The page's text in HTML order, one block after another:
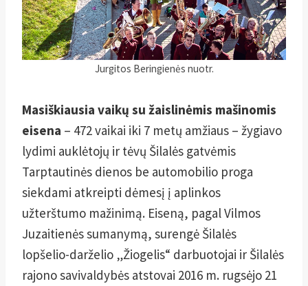
Jurgitos Beringienės nuotr.
Masiškiausia vaikų su žaislinėmis mašinomis
eisena – 472 vaikai iki 7 metų amžiaus – žygiavo
lydimi auklėtojų ir tėvų Šilalės gatvėmis
Tarptautinės dienos be automobilio proga
siekdami atkreipti dėmesį į aplinkos
užterštumo mažinimą. Eiseną, pagal Vilmos
Juzaitienės sumanymą, surengė Šilalės
lopšelio-darželio „Žiogelis“ darbuotojai ir Šilalės
rajono savivaldybės atstovai 2016 m. rugsėjo 21